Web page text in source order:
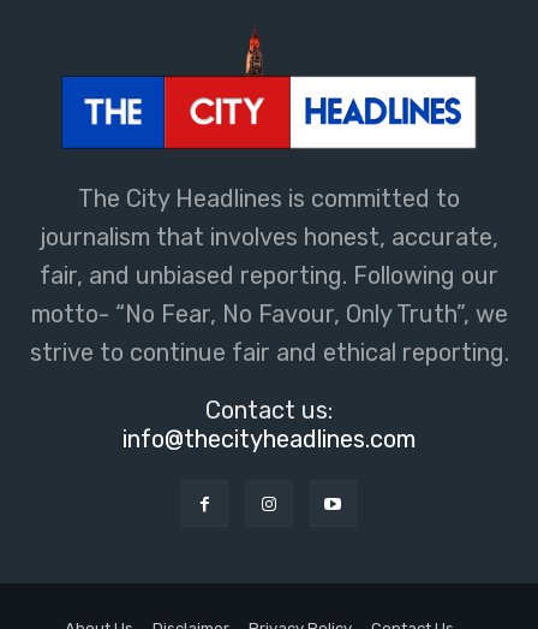
The City Headlines is committed to
journalism that involves honest, accurate,
fair, and unbiased reporting. Following our
motto- “No Fear, No Favour, Only Truth”, we
strive to continue fair and ethical reporting.
Contact us:
info@thecityheadlines.com